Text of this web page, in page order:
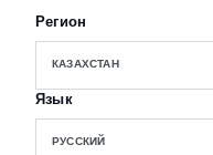
Регион
КАЗАХСТАН
Язык
РУССКИЙ